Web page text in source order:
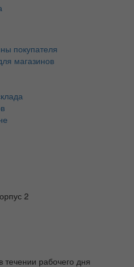
покупателя
магазинов
2
рабочего дня